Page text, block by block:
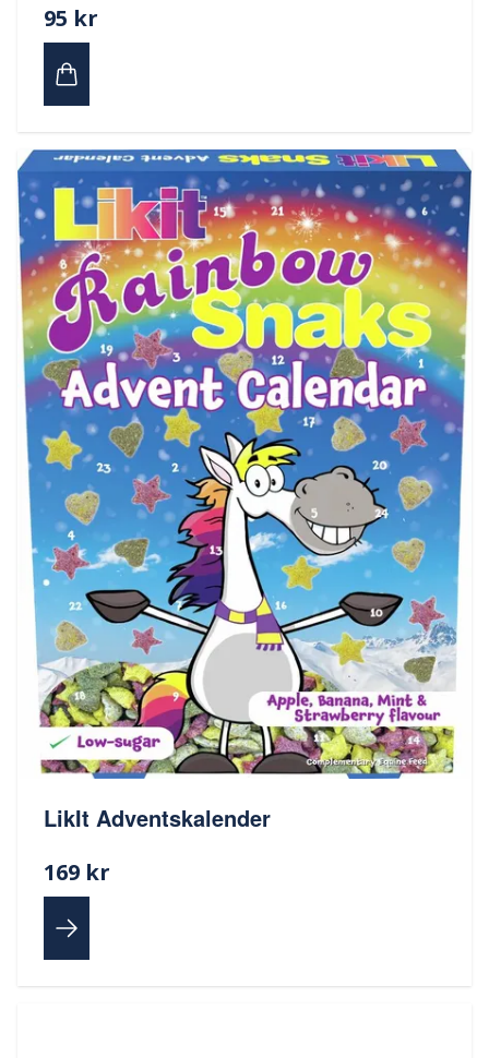
95 kr
LikIt Adventskalender
169 kr